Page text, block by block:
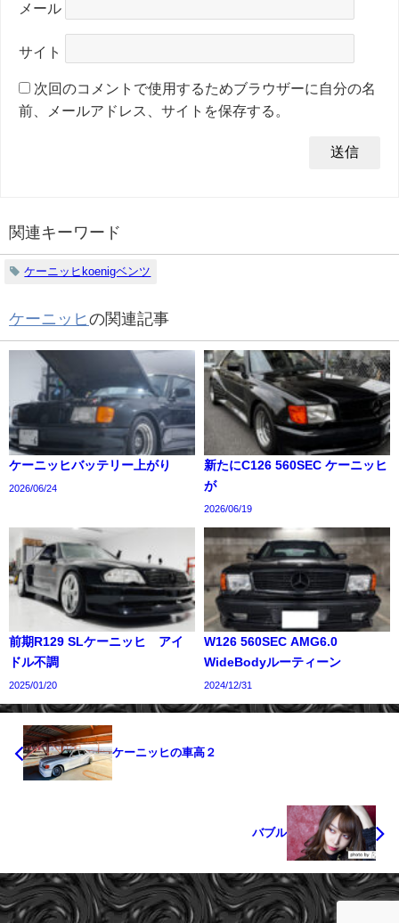
メール
サイト
次回のコメントで使用するためブラウザーに自分の名
前、メールアドレス、サイトを保存する。
関連キーワード
ケーニッヒkoenigベンツ
ケーニッヒ の関連記事
ケーニッヒバッテリー上がり
2026/06/24
新たにC126 560SEC ケーニッヒ
が
2026/06/19
前期R129 SLケーニッヒ アイ
ドル不調
2025/01/20
W126 560SEC AMG6.0
WideBodyルーティーン
2024/12/31
ケーニッヒの車高２
バブル